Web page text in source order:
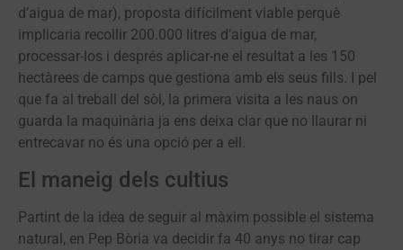
d’aigua de mar), proposta difícilment viable perquè
implicaria recollir 200.000 litres d’aigua de mar,
processar-los i després aplicar-ne el resultat a les 150
hectàrees de camps que gestiona amb els seus fills. I pel
que fa al treball del sòl, la primera visita a les naus on
guarda la maquinària ja ens deixa clar que no llaurar ni
entrecavar no és una opció per a ell.
El maneig dels cultius
Partint de la idea de seguir al màxim possible el sistema
natural, en Pep Bòria va decidir fa 40 anys no tirar cap